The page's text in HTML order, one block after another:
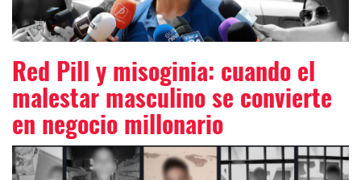
Red Pill y misoginia: cuando el
malestar masculino se convierte
en negocio millonario